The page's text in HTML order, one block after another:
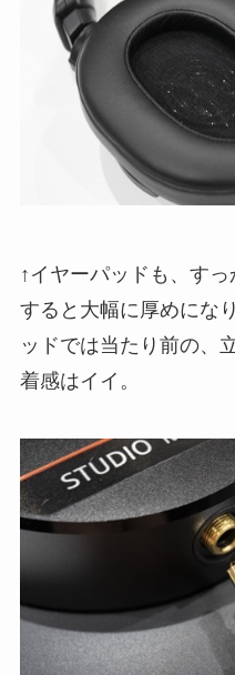
↑イヤーパッドも、す
すると大幅に厚めにな
ッドでは当たり前の、
着感はイイ。